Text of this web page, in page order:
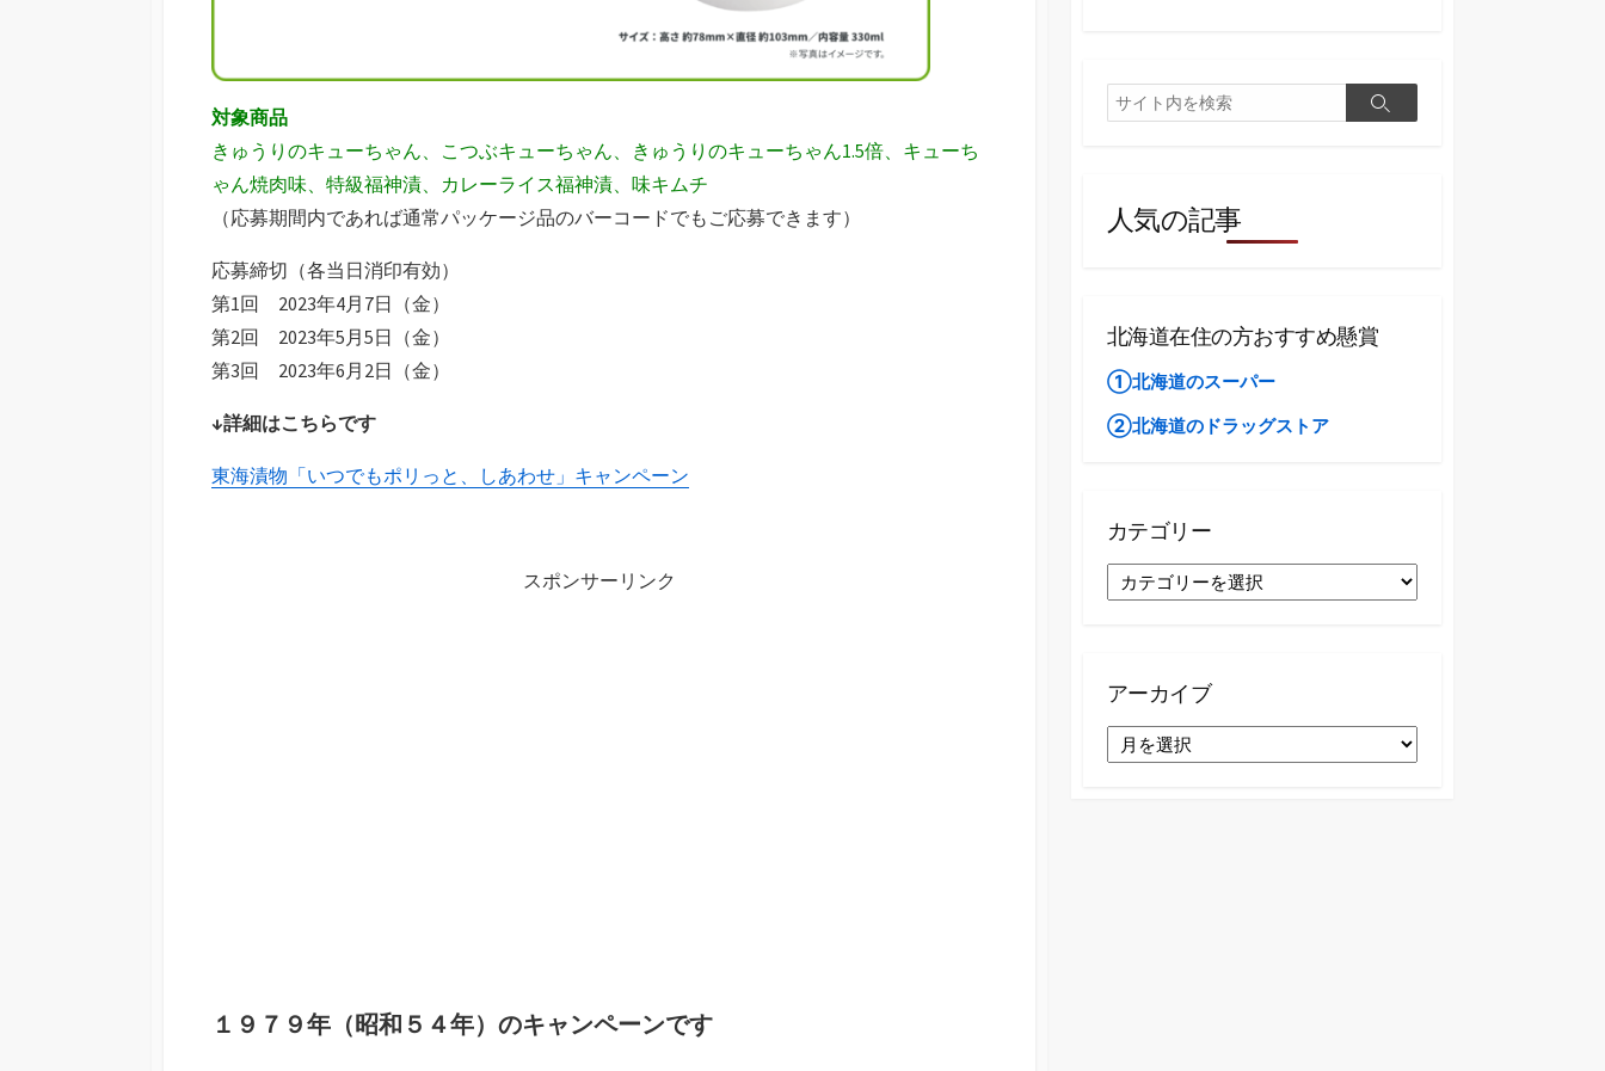
対象商品
きゅうりのキューちゃん、こつぶキューちゃん、きゅうりのキューちゃん1.5倍、キューち
ゃん焼肉味、特級福神漬、カレーライス福神漬、味キムチ
（応募期間内であれば通常パッケージ品のバーコードでもご応募できます）
応募締切（各当日消印有効）
第1回 2023年4月7日（金）
第2回 2023年5月5日（金）
第3回 2023年6月2日（金）
↓詳細はこちらです
東海漬物「いつでもポリっと、しあわせ」キャンペーン
スポンサーリンク
１９７９年（昭和５４年）のキャンペーンです
検
索
検
人気の記事
北海道在住の方おすすめ懸賞
①北海道のスーパー
②北海道のドラッグストア
カテゴリー
カ
テ
アーカイブ
ー